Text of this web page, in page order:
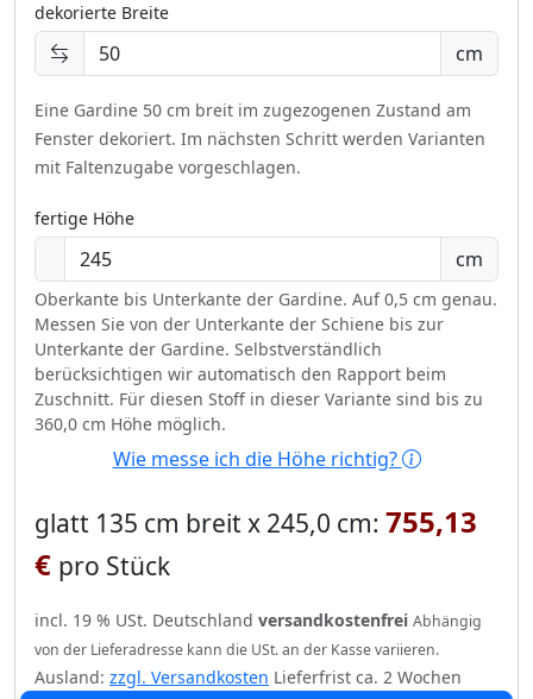
dekorierte Breite
cm
Eine Gardine 50 cm breit im zugezogenen Zustand am
Fenster dekoriert. Im nächsten Schritt werden Varianten
mit Faltenzugabe vorgeschlagen.
fertige Höhe
cm
Oberkante bis Unterkante der Gardine. Auf 0,5 cm genau.
Messen Sie von der Unterkante der Schiene bis zur
Unterkante der Gardine. Selbstverständlich
berücksichtigen wir automatisch den Rapport beim
Zuschnitt. Für diesen Stoff in dieser Variante sind bis zu
360,0 cm Höhe möglich.
Wie messe ich die Höhe richtig?
glatt 135 cm breit x 245,0 cm: 755,13
€ pro Stück
incl. 19 % USt. Deutschland versandkostenfrei Abhängig
von der Lieferadresse kann die USt. an der Kasse variieren.
Ausland: zzgl. Versandkosten Lieferfrist ca. 2 Wochen